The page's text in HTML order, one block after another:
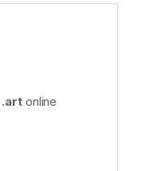
.artonline